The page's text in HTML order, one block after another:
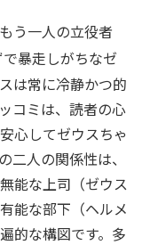
う一人の立役者
暴走しがちなゼ
は常に冷静かつ的
コミは、読者の心
心してゼウスちゃ
二人の関係性は、
能な上司（ゼウス
能な部下（ヘルメ
的な構図です。多